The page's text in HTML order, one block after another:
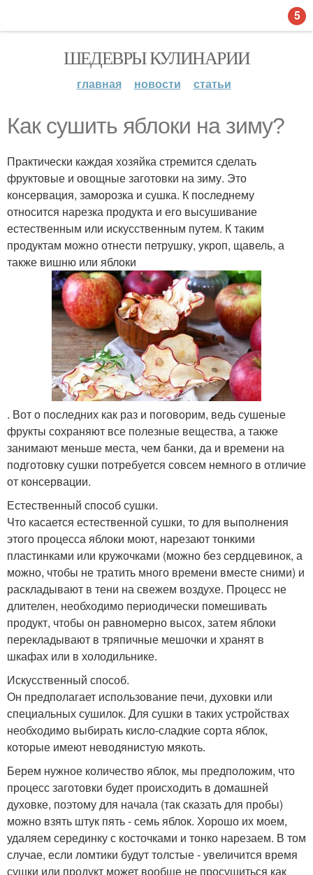
ШЕДЕВРЫ КУЛИНАРИИ
главная новости статьи
Как сушить яблоки на зиму?
Практически каждая хозяйка стремится сделать
фруктовые и овощные заготовки на зиму. Это
консервация, заморозка и сушка. К последнему
относится нарезка продукта и его высушивание
естественным или искусственным путем. К таким
продуктам можно отнести петрушку, укроп, щавель, а
также вишню или яблоки
. Вот о последних как раз и поговорим, ведь сушеные
фрукты сохраняют все полезные вещества, а также
занимают меньше места, чем банки, да и времени на
подготовку сушки потребуется совсем немного в отличие
от консервации.
Естественный способ сушки.
Что касается естественной сушки, то для выполнения
этого процесса яблоки моют, нарезают тонкими
пластинками или кружочками (можно без сердцевинок, а
можно, чтобы не тратить много времени вместе сними) и
раскладывают в тени на свежем воздухе. Процесс не
длителен, необходимо периодически помешивать
продукт, чтобы он равномерно высох, затем яблоки
перекладывают в тряпичные мешочки и хранят в
шкафах или в холодильнике.
Искусственный способ.
Он предполагает использование печи, духовки или
специальных сушилок. Для сушки в таких устройствах
необходимо выбирать кисло-сладкие сорта яблок,
которые имеют неводянистую мякоть.
Берем нужное количество яблок, мы предположим, что
процесс заготовки будет происходить в домашней
духовке, поэтому для начала (так сказать для пробы)
можно взять штук пять - семь яблок. Хорошо их моем,
удаляем серединку с косточками и тонко нарезаем. В том
случае, если ломтики будут толстые - увеличится время
сушки или продукт может вообще не просушиться как
5